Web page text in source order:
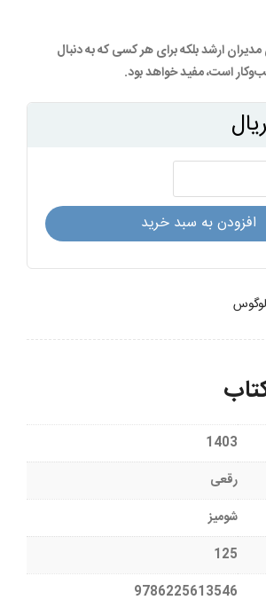
مدیران ارشد بلکه برای هر کسی که به دنبال
است، مفید خواهد بود.
ریال
افزودن به سبد خرید
1403
رقعی
شومیز
125
9786225613546